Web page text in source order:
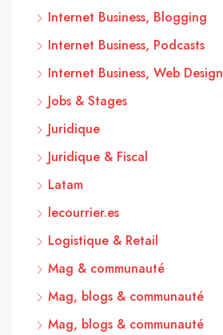
Internet Business, Blogging
Internet Business, Podcasts
Internet Business, Web Design
Jobs & Stages
Juridique
Juridique & Fiscal
Latam
lecourrier.es
Logistique & Retail
Mag & communauté
Mag, blogs & communauté
Mag, blogs & communauté